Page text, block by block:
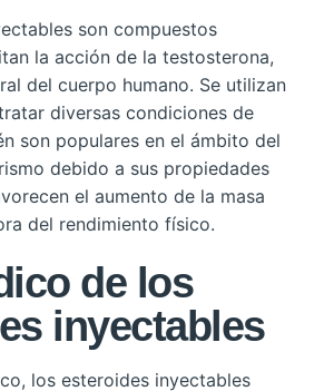
son compuestos
la acción de la testosterona,
del cuerpo humano. Se utilizan
diversas condiciones de
son populares en el ámbito del
debido a sus propiedades
el aumento de la masa
del rendimiento físico.
de los
inyectables
los esteroides inyectables